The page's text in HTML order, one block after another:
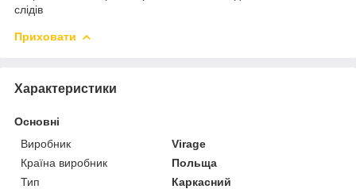
слідів
Приховати
Характеристики
Основні
Виробник
Virage
Країна виробник
Польща
Тип
Каркасний